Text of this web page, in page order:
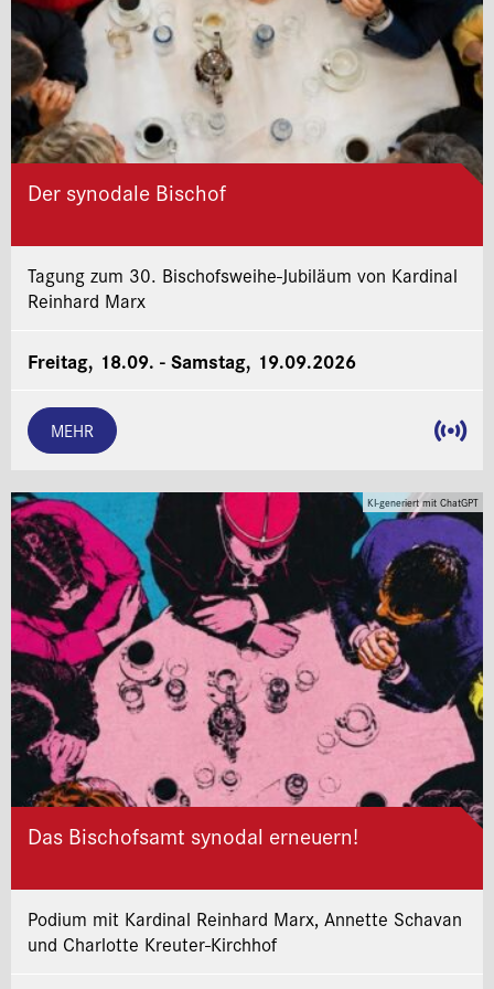
Der synodale Bischof
Tagung zum 30. Bischofsweihe-Jubiläum von Kardinal
Reinhard Marx
Freitag, 18.09. - Samstag, 19.09.2026
MEHR
KI-generiert mit ChatGPT
Das Bischofsamt synodal erneuern!
Podium mit Kardinal Reinhard Marx, Annette Schavan
und Charlotte Kreuter-Kirchhof